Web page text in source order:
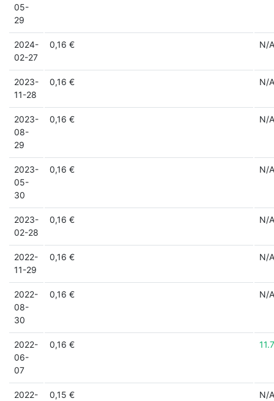
05-
29
2024-
02-27
0,16 € N/A
2023-
11-28
0,16 € N/A
2023-
08-
29
0,16 € N/A
2023-
05-
30
0,16 € N/A
2023-
02-28
0,16 € N/A
2022-
11-29
0,16 € N/A
2022-
08-
30
0,16 € N/A
2022-
06-
07
0,16 €
2022-
0,15 € N/A